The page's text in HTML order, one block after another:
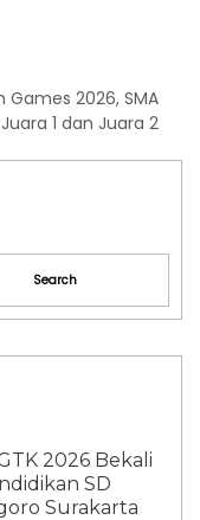
Games 2026, SMA
1 dan Juara 2
2026 Bekali
SD
Surakarta